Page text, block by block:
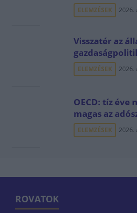
ELEMZÉSEK 2026.
Visszatér az
ELEMZÉSEK 2026.
OECD: tíz éve
magas az
ELEMZÉSEK 2026.
ROVATOK